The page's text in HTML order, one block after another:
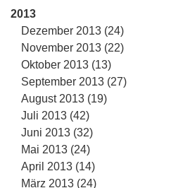
2013
Dezember 2013 (24)
November 2013 (22)
Oktober 2013 (13)
September 2013 (27)
August 2013 (19)
Juli 2013 (42)
Juni 2013 (32)
Mai 2013 (24)
April 2013 (14)
März 2013 (24)